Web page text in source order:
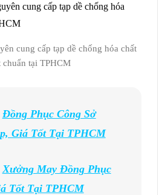
cung cấp tạp dề chống hóa chất
chuẩn tại TPHCM
Đồng Phục Công Sở
Giá Tốt Tại TPHCM
Xưởng May Đồng Phục
Tốt Tại TPHCM